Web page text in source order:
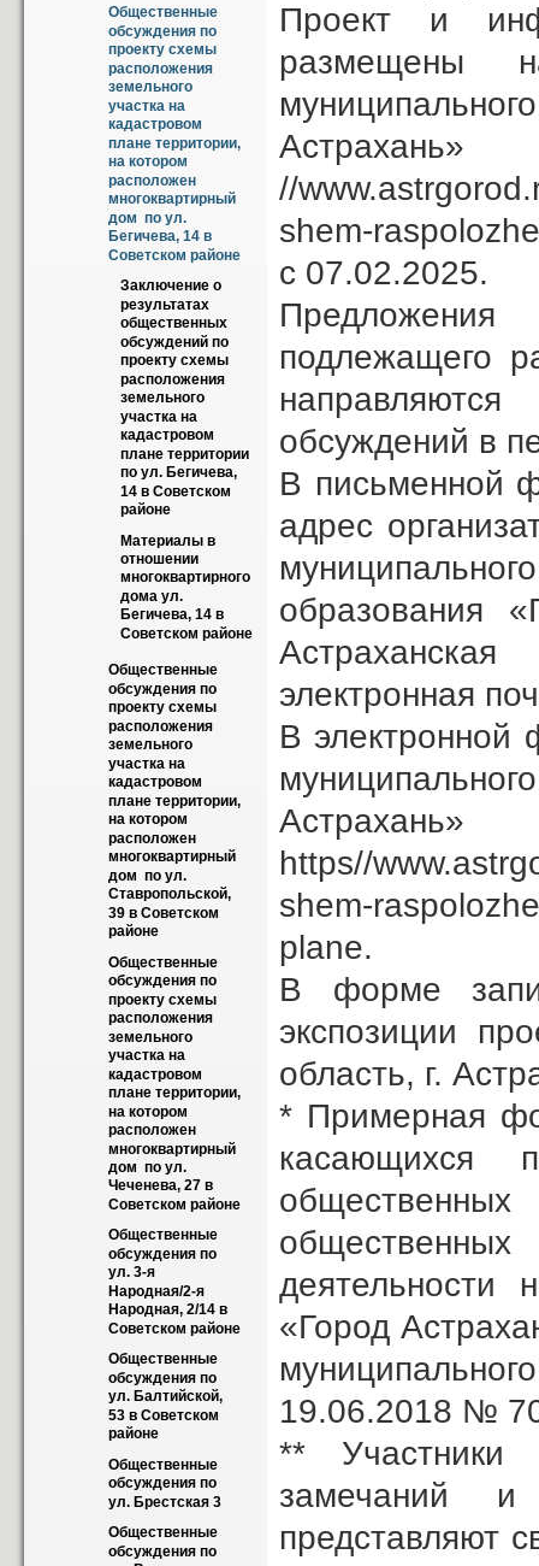
Общественные
обсуждения по
проекту схемы
расположения
земельного
участка на
кадастровом
плане территории,
на котором
расположен
многоквартирный
дом  по ул.
Бегичева, 14 в
Советском районе
Заключение о
результатах
общественных
обсуждений по
проекту схемы
расположения
земельного
участка на
кадастровом
плане территории
по ул. Бегичева,
14 в Советском
районе
Материалы в
отношении
многоквартирного
дома ул.
Бегичева, 14 в
Советском районе
Общественные
обсуждения по
проекту схемы
расположения
земельного
участка на
кадастровом
плане территории,
на котором
расположен
многоквартирный
дом  по ул.
Ставропольской,
39 в Советском
районе
Общественные
обсуждения по
проекту схемы
расположения
земельного
участка на
кадастровом
плане территории,
на котором
расположен
многоквартирный
дом  по ул.
Чеченева, 27 в
Советском районе
Общественные
обсуждения по
ул. 3-я
Народная/2-я
Народная, 2/14 в
Советском районе
Общественные
обсуждения по
ул. Балтийской,
53 в Советском
районе
Общественные
обсуждения по
ул. Брестская 3
Общественные
обсуждения по
Проект и
размещены
//
shem-
с 07.02.2025.
подлежащего
обсуждений в
В письменной
адрес
образования
электронная
В электронной
https//
shem-
plane.
В форме
экспозиции
область, г.
* Примерная
касающихся
общественных
деятельности
«Город
19.06.2018 №
** Участники
замечаний
представляют